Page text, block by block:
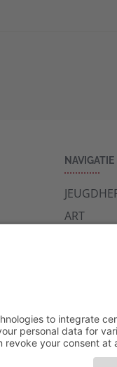
NAVIGATIE
ART
NEEM